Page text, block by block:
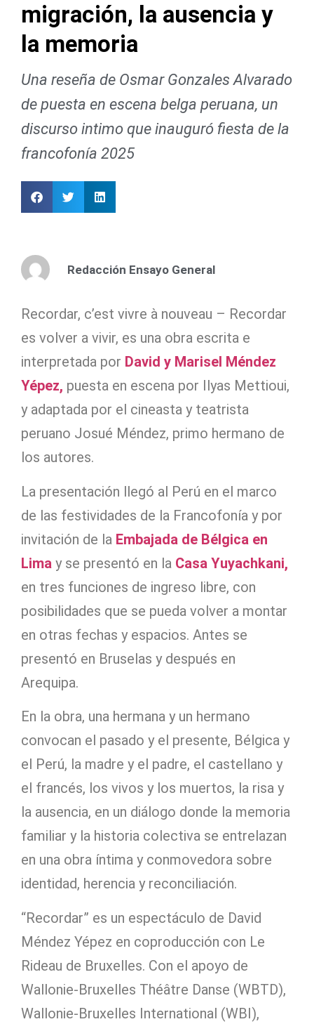
migración, la ausencia y
la memoria
Una reseña de Osmar Gonzales Alvarado
de puesta en escena belga peruana, un
discurso intimo que inauguró fiesta de la
francofonía 2025
Redacción Ensayo General
Recordar, c’est vivre à nouveau – Recordar
es volver a vivir, es una obra escrita e
interpretada por David y Marisel Méndez
Yépez, puesta en escena por Ilyas Mettioui,
y adaptada por el cineasta y teatrista
peruano Josué Méndez, primo hermano de
los autores.
La presentación llegó al Perú en el marco
de las festividades de la Francofonía y por
invitación de la Embajada de Bélgica en
Lima y se presentó en la Casa Yuyachkani,
en tres funciones de ingreso libre, con
posibilidades que se pueda volver a montar
en otras fechas y espacios. Antes se
presentó en Bruselas y después en
Arequipa.
En la obra, una hermana y un hermano
convocan el pasado y el presente, Bélgica y
el Perú, la madre y el padre, el castellano y
el francés, los vivos y los muertos, la risa y
la ausencia, en un diálogo donde la memoria
familiar y la historia colectiva se entrelazan
en una obra íntima y conmovedora sobre
identidad, herencia y reconciliación.
“Recordar” es un espectáculo de David
Méndez Yépez en coproducción con Le
Rideau de Bruxelles. Con el apoyo de
Wallonie-Bruxelles Théâtre Danse (WBTD),
Wallonie-Bruxelles International (WBI),